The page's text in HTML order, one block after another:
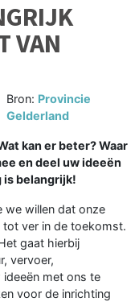
VAN
Bron: Provincie
Gelderland
kan er beter? Waar
en deel uw ideeën
is belangrijk!
we willen dat onze
tot ver in de toekomst.
gaat hierbij
vervoer,
met ons te
voor de inrichting